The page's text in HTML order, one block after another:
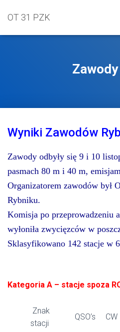
OT 31 PZK
Wyniki Zawodów
Zawody odbyły się 9 i 10
pasmach 80 m i 40 m,
Organizatorem zawodów był
Rybniku.
Komisja po przeprowadzeniu
wyłoniła zwycięzców w
Sklasyfikowano 142 stacje w
Kategoria A – stacje spoza
Znak
stacji
QSO’s CW